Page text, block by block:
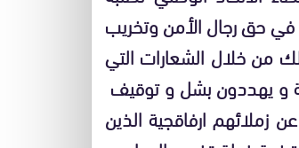
في حق رجال الأمن وتخريب
من خلال الشعارات التي
و يهددون بشل و توقيف
زملائهم ارفاقجية الذين